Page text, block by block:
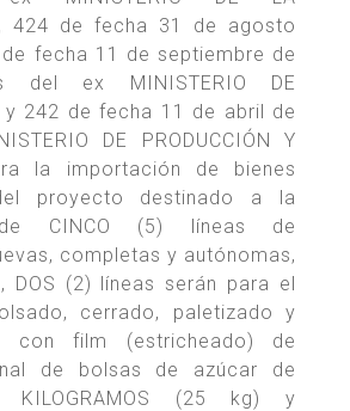
424 de fecha 31 de agosto
fecha 11 de septiembre de
del ex MINISTERIO DE
y 242 de fecha 11 de abril de
DE PRODUCCIÓN Y
la importación de bienes
proyecto destinado a la
de CINCO (5) líneas de
completas y autónomas,
DOS (2) líneas serán para el
cerrado, paletizado y
con film (estricheado) de
de bolsas de azúcar de
KILOGRAMOS (25 kg) y